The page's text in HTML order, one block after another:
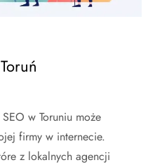
w Toruniu może
firmy w internecie.
z lokalnych agencji